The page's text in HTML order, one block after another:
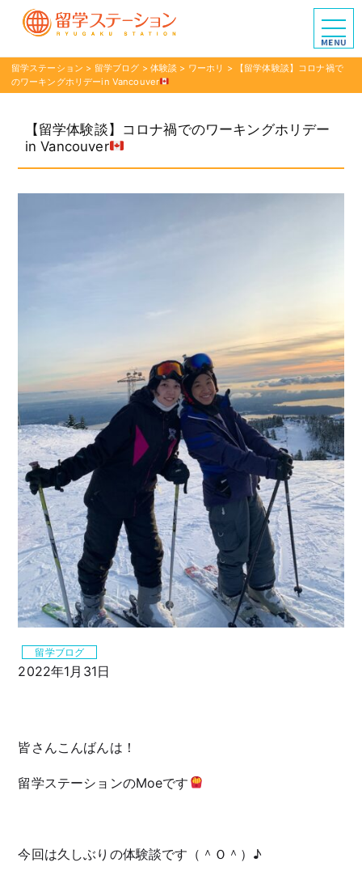
留学ステーション > 留学ブログ > 体験談 > ワーホリ >
【留学体験談】コロナ禍で
のワーキングホリデーin Vancouver
【留学体験談】コロナ禍でのワーキングホリデー
in Vancouver
留学ブログ
2022年1月31日
皆さんこんばんは！
留学ステーションのMoeです
今回は久しぶりの体験談です（＾Ｏ＾）♪